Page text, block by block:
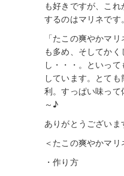
も好きですが、こ
するのはマリネです
「たこの爽やかマ
も多め、そしてか
し・・・。といっ
しています。とて
利。すっぱい味って
～♪
ありがとうございま
＜たこの爽やかマリ
・作り方